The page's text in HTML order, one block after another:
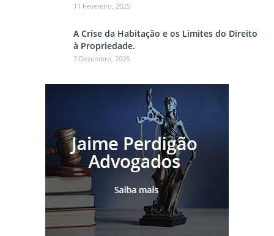
11 Fevereiro, 2025
A Crise da Habitação e os Limites do Direito
à Propriedade.
7 Dezembro, 2025